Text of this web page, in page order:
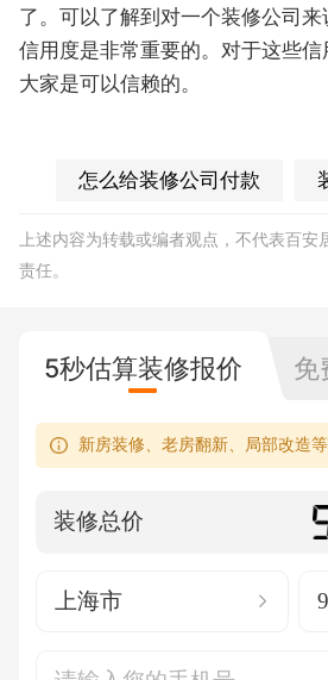
了。可以了解到对一个装修公司
信用度是非常重要的。对于这些信
大家是可以信赖的。
怎么给装修公司付款
上述内容为转载或编者观点，不代表百
责任。
5秒估算装修报价 免
新房装修、老房翻新、局部改造等
装修总价
上海市